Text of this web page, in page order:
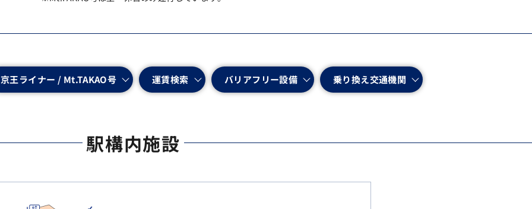
京王ライナー / Mt.TAKAO号 運賃検索 バリアフリー設備 乗り換え交通機関
駅構内施設